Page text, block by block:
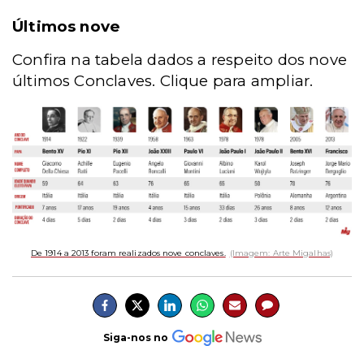
Últimos nove
Confira na tabela dados a respeito dos nove
últimos Conclaves. Clique para ampliar.
De 1914 a 2013 foram realizados nove conclaves. (Imagem: Arte Migalhas)
Siga-nos no